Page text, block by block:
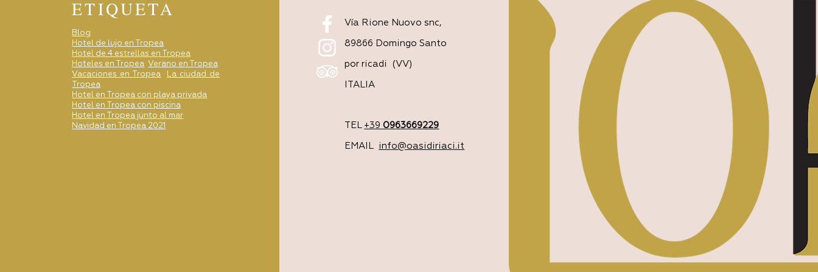
ETIQUETA
Blog
Hotel de lujo en Tropea
Hotel de 4 estrellas en Tropea
Hoteles en Tropea Verano en Tropea
Vacaciones en Tropea
La ciudad de
Tropea
Hotel en Tropea con playa privada
Hotel en Tropea con piscina
Hotel en Tropea junto al mar
Navidad en Tropea 2021
Vía Rione Nuovo snc,
89866 Domingo Santo
por ricadi (VV)
ITALIA
TEL +390963669229
EMAIL info@oasidiriaci.it